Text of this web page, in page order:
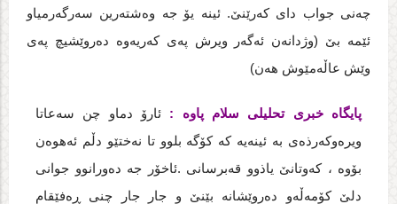
چه‌نی جواب دای که‌رێنێ. ئینه‌ یۆ جه‌ وه‌شته‌رین سه‌رگه‌رمیاو
ئێمه‌ بێ (وژدانه‌ن ئه‌گه‌ر ویرش په‌ی که‌ریه‌وه‌ ده‌روێشیچ په‌ی
وێش عاڵه‌مێوش هه‌ن)
پایگاه خبری تحلیلی سلام پاوه : ئارۆ دماو چن سه‌عاتا
ویره‌وکه‌رذه‌ی به‌ ئینه‌یه‌ که‌ کۆگه‌ بلوو تا نه‌ختێو دڵم ئه‌هوه‌ن
بۆوه‌ ، که‌وتانێ یاذوو قه‌برسانی .ئاخۆر جه‌ ده‌ورانوو جوانی
دلێ کۆمه‌ڵه‌و ده‌روێشانه‌ بێنێ و جار جار چنی ڕه‌فێقام